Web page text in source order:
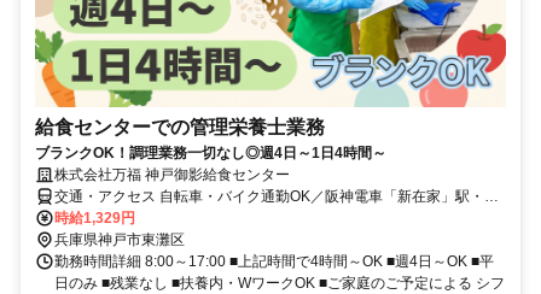
給食センターでの管理栄養士業務
ブランクOK！調理業務一切なし◎週4日～1日4時間～
株式会社万福 神戸御影給食センター
交通・アクセス 自転車・バイク通勤OK／阪神電車「新在家」駅・
「石屋川」駅から徒歩10分
時給1,329円
兵庫県神戸市東灘区
勤務時間詳細 8:00～17:00 ■上記時間で4時間～OK ■週4日～OK ■平
日のみ ■残業なし ■扶養内・WワークOK ■ご家庭のご予定による シフ